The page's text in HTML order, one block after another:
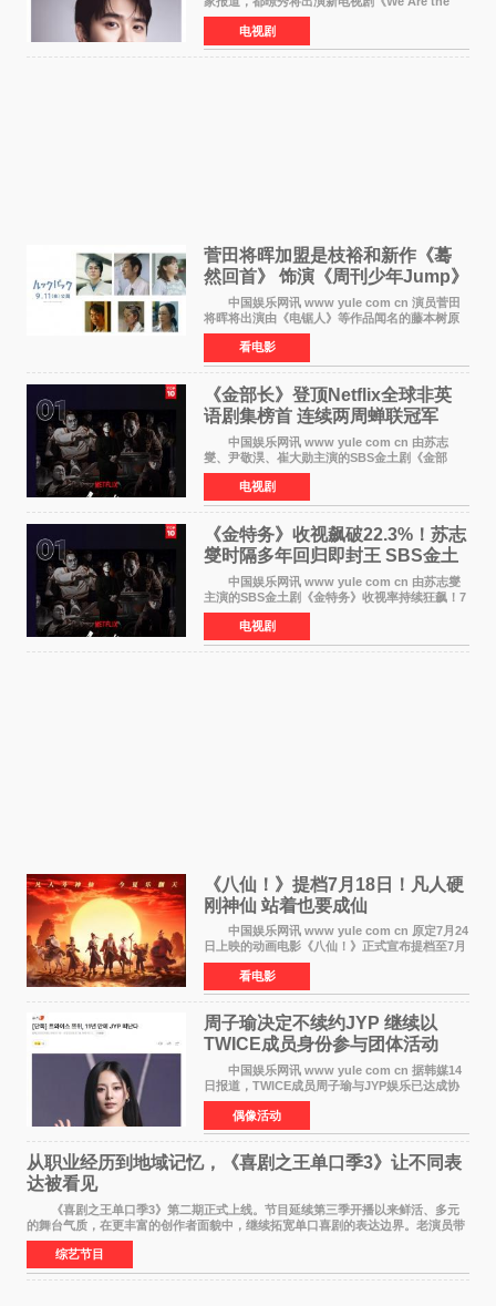
Zombie》，在剧中饰演主演金仁钟一角，挑战与
以往丧尸题材截然不同的人性喜剧。 新剧
《We Are t
电视剧
菅田将晖加盟是枝裕和新作《蓦
然回首》 饰演《周刊少年Jump》
编辑
中国娱乐网讯 www yule com cn 演员菅田
将晖将出演由《电锯人》等作品闻名的藤本树原
作漫画改编的电影《蓦然回首》（是枝裕和导
演）。菅田饰演的角色是初中时代两位主人公带
着完成的作品前去
看电影
《金部长》登顶Netflix全球非英
语剧集榜首 连续两周蝉联冠军
中国娱乐网讯 www yule com cn 由苏志
燮、尹敬淏、崔大勋主演的SBS金土剧《金部
长》持续席卷全球，收获海内外观众热烈反
响。 15日，据Netflix官方排行榜网站Tudum
公布的数据，SBS金土剧《
电视剧
《金特务》收视飙破22.3%！苏志
燮时隔多年回归即封王 SBS金土
剧新纪录诞生
中国娱乐网讯 www yule com cn 由苏志燮
主演的SBS金土剧《金特务》收视率持续狂飙！7
月11日播出的第6集全国平均收视率高达22 3%，
瞬间最高更冲上26 4%，不仅再度刷新自身纪
录，更稳坐同时段
电视剧
《八仙！》提档7月18日！凡人硬
刚神仙 站着也要成仙
中国娱乐网讯 www yule com cn 原定7月24
日上映的动画电影《八仙！》正式宣布提档至7月
18日。这部国风动画大片将八仙过海，各显神通
这句刻在国人DNA里的俗语玩出了新花样——影
片讲述凡人
看电影
周子瑜决定不续约JYP 继续以
TWICE成员身份参与团体活动
中国娱乐网讯 www yule com cn 据韩媒14
日报道，TWICE成员周子瑜与JYP娱乐已达成协
议，不再续签个人专属合约，但她将继续参与
TWICE的完整团体活动。 周子瑜于2015年通
过生存节目《SIXTE
偶像活动
从职业经历到地域记忆，《喜剧之王单口季3》让不同表
达被看见
《喜剧之王单口季3》第二期正式上线。节目延续第三季开播以来鲜活、多元
的舞台气质，在更丰富的创作者面貌中，继续拓宽单口喜剧的表达边界。老演员带
着更加成熟的文本与舞台掌控回归，新面孔则
综艺节目